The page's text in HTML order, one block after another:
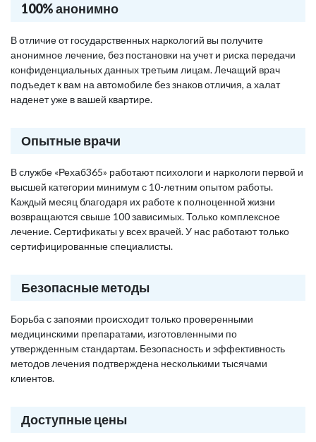
100% анонимно
В отличие от государственных наркологий вы получите
анонимное лечение, без постановки на учет и риска передачи
конфиденциальных данных третьим лицам. Лечащий врач
подъедет к вам на автомобиле без знаков отличия, а халат
наденет уже в вашей квартире.
Опытные врачи
В службе «Рехаб365» работают психологи и наркологи первой и
высшей категории минимум с 10-летним опытом работы.
Каждый месяц благодаря их работе к полноценной жизни
возвращаются свыше 100 зависимых. Только комплексное
лечение. Сертификаты у всех врачей. У нас работают только
сертифицированные специалисты.
Безопасные методы
Борьба с запоями происходит только проверенными
медицинскими препаратами, изготовленными по
утвержденным стандартам. Безопасность и эффективность
методов лечения подтверждена несколькими тысячами
клиентов.
Доступные цены